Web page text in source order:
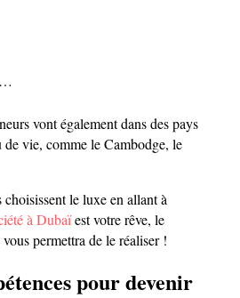
vont également dans des pays
de vie, comme le Cambodge, le
le luxe en allant à
à Dubaïest votre rêve, le
permettra de le réaliser !
pour devenir